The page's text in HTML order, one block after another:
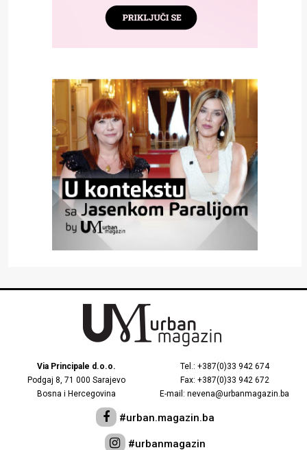
Via Principale d.o.o.
Podgaj 8, 71 000 Sarajevo
Bosna i Hercegovina
Tel.: +387(0)33 942 674
Fax: +387(0)33 942 672
E-mail: nevena@urbanmagazin.ba
#urban.magazin.ba
#urbanmagazin